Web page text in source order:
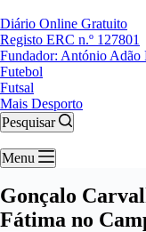
Diário Online Gratuito
Registo ERC n.º 127801
Fundador: António Adão
Futebol
Futsal
Mais Desporto
Pesquisar
Menu
Gonçalo
Fátima no